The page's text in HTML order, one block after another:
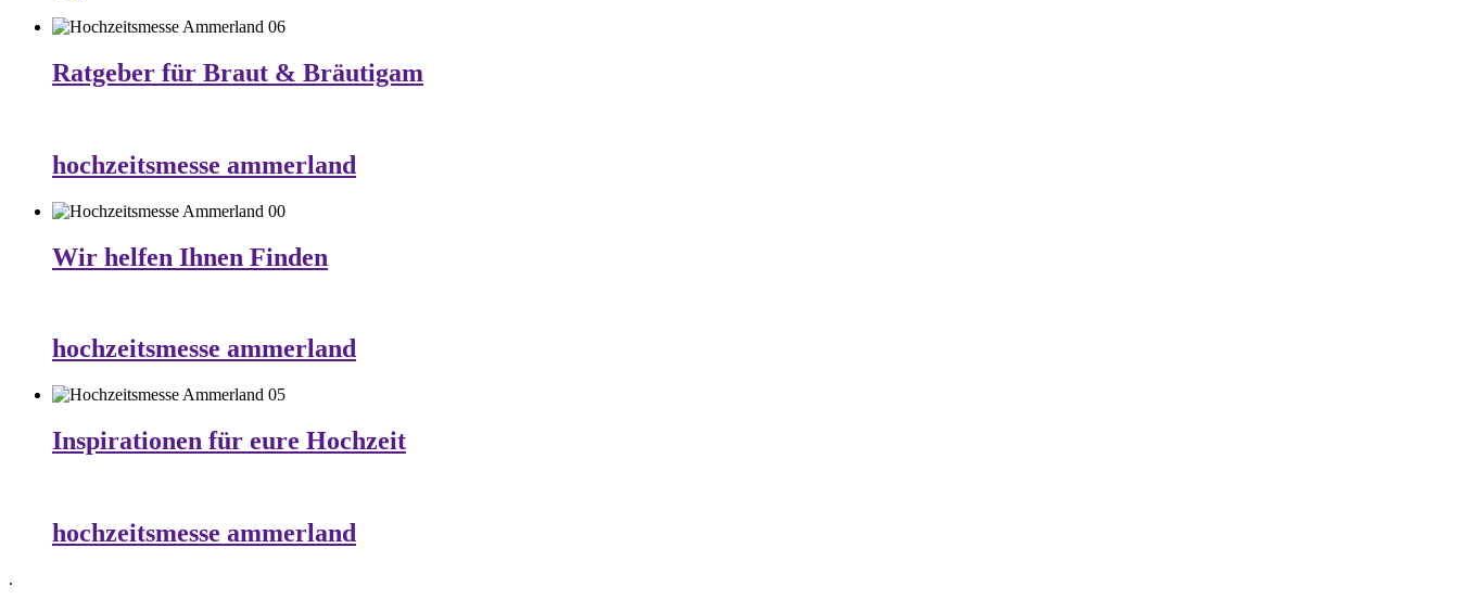
Ratgeber für Braut & Bräutigam
hochzeitsmesse ammerland
Wir helfen Ihnen Finden
hochzeitsmesse ammerland
Inspirationen für eure Hochzeit
hochzeitsmesse ammerland
.